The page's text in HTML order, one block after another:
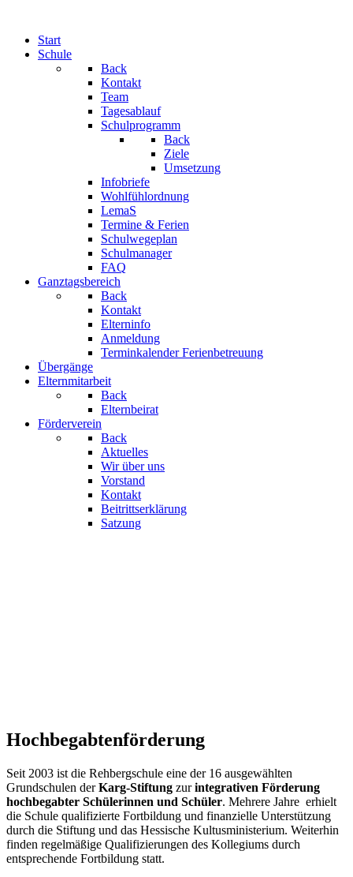
Start
Schule
Back
Kontakt
Team
Tagesablauf
Schulprogramm
Back
Ziele
Umsetzung
Infobriefe
Wohlfühlordnung
LemaS
Termine & Ferien
Schulwegeplan
Schulmanager
FAQ
Ganztagsbereich
Back
Kontakt
Elterninfo
Anmeldung
Terminkalender Ferienbetreuung
Übergänge
Elternmitarbeit
Back
Elternbeirat
Förderverein
Back
Aktuelles
Wir über uns
Vorstand
Kontakt
Beitrittserklärung
Satzung
Hochbegabtenförderung
Seit 2003 ist die Rehbergschule eine der 16 ausgewählten
Grundschulen derKarg-Stiftung zurintegrativen Förderung
hochbegabter Schülerinnen und Schüler. Mehrere Jahre erhielt
die Schule qualifizierte Fortbildung und finanzielle Unterstützung
durch die Stiftung und das Hessische Kultusministerium. Weiterhin
finden regelmäßige Qualifizierungen des Kollegiums durch
entsprechende Fortbildung statt.